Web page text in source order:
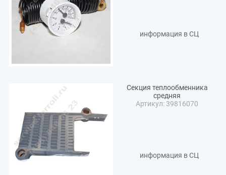
информация в СЦ
Секция теплообменника
средняя
Артикул: 39816070
информация в СЦ